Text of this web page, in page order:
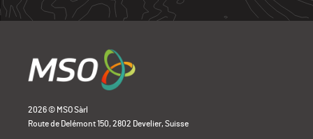
2026 © MSO Sàrl
Route de Delémont 150, 2802 Develier, Suisse